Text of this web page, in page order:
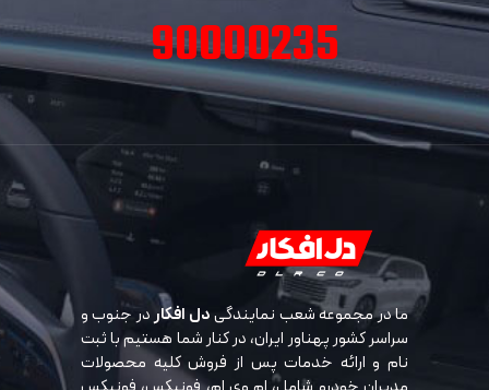
90000235
ما در مجموعه شعب نمایندگیدل افکاردر جنوب و
سراسر کشور پهناور ایران، در کنار شما هستیم با ثبت
نام و ارائه خدمات پس از فروش کلیه محصولات